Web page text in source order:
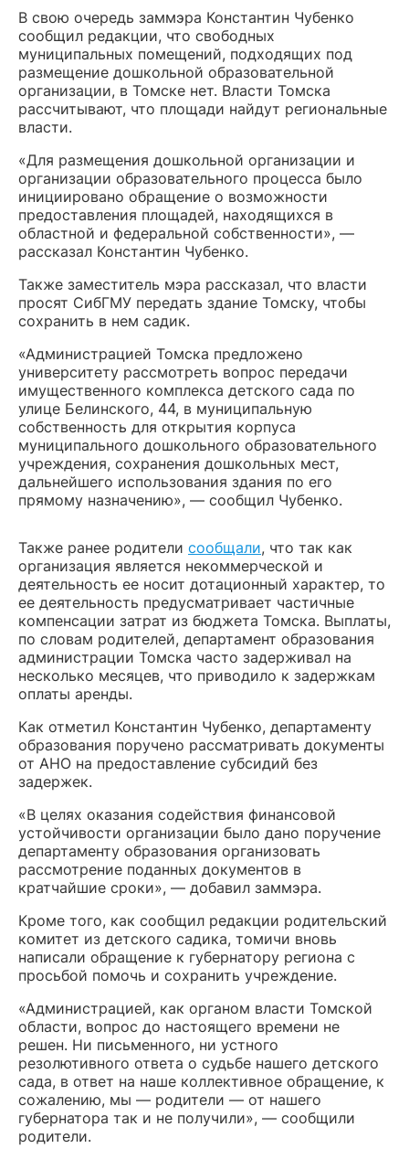
В свою очередь заммэра Константин Чубенко
сообщил редакции, что свободных
муниципальных помещений, подходящих под
размещение дошкольной образовательной
организации, в Томске нет. Власти Томска
рассчитывают, что площади найдут региональные
власти.
«Для размещения дошкольной организации и
организации образовательного процесса было
инициировано обращение о возможности
предоставления площадей, находящихся в
областной и федеральной собственности», —
рассказал Константин Чубенко.
Также заместитель мэра рассказал, что власти
просят СибГМУ передать здание Томску, чтобы
сохранить в нем садик.
«Администрацией Томска предложено
университету рассмотреть вопрос передачи
имущественного комплекса детского сада по
улице Белинского, 44, в муниципальную
собственность для открытия корпуса
муниципального дошкольного образовательного
учреждения, сохранения дошкольных мест,
дальнейшего использования здания по его
прямому назначению», — сообщил Чубенко.
Также ранее родители сообщали, что так как
организация является некоммерческой и
деятельность ее носит дотационный характер, то
ее деятельность предусматривает частичные
компенсации затрат из бюджета Томска. Выплаты,
по словам родителей, департамент образования
администрации Томска часто задерживал на
несколько месяцев, что приводило к задержкам
оплаты аренды.
Как отметил Константин Чубенко, департаменту
образования поручено рассматривать документы
от АНО на предоставление субсидий без
задержек.
«В целях оказания содействия финансовой
устойчивости организации было дано поручение
департаменту образования организовать
рассмотрение поданных документов в
кратчайшие сроки», — добавил заммэра.
Кроме того, как сообщил редакции родительский
комитет из детского садика, томичи вновь
написали обращение к губернатору региона с
просьбой помочь и сохранить учреждение.
«Администрацией, как органом власти Томской
области, вопрос до настоящего времени не
решен. Ни письменного, ни устного
резолютивного ответа о судьбе нашего детского
сада, в ответ на наше коллективное обращение, к
сожалению, мы — родители — от нашего
губернатора так и не получили», — сообщили
родители.